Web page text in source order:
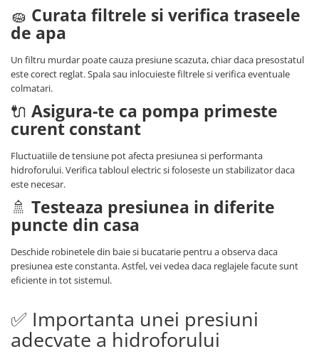
🧽 Curata filtrele si verifica traseele
de apa
Un filtru murdar poate cauza presiune scazuta, chiar daca presostatul
este corect reglat. Spala sau inlocuieste filtrele si verifica eventuale
colmatari.
🔌 Asigura-te ca pompa primeste
curent constant
Fluctuatiile de tensiune pot afecta presiunea si performanta
hidroforului. Verifica tabloul electric si foloseste un stabilizator daca
este necesar.
🚿 Testeaza presiunea in diferite
puncte din casa
Deschide robinetele din baie si bucatarie pentru a observa daca
presiunea este constanta. Astfel, vei vedea daca reglajele facute sunt
eficiente in tot sistemul.
✅ Importanta unei presiuni
adecvate a hidroforului